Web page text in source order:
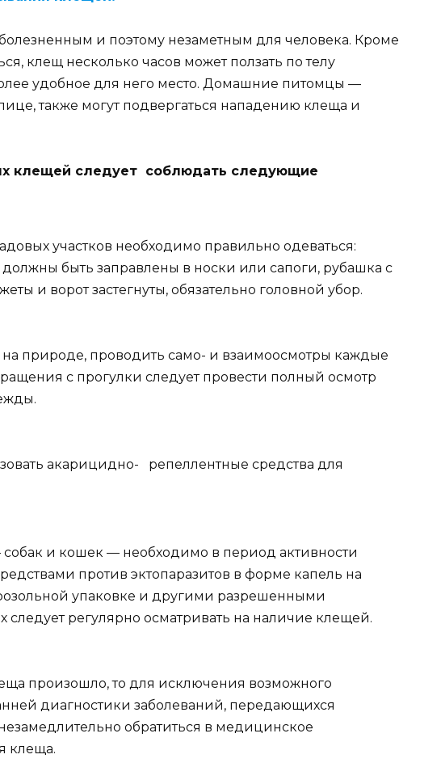
и поэтому незаметным для человека. Кроме
клещ несколько часов может ползать по телу
удобное для него место. Домашние питомцы —
также могут подвергаться нападению клеща и
клещей следует соблюдать следующие
участков необходимо правильно одеваться:
быть заправлены в носки или сапоги, рубашка с
и ворот застегнуты, обязательно головной убор.
природе, проводить само- и взаимоосмотры каждые
с прогулки следует провести полный осмотр
акарицидно- репеллентные средства для
и кошек — необходимо в период активности
против эктопаразитов в форме капель на
упаковке и другими разрешенными
регулярно осматривать на наличие клещей.
произошло, то для исключения возможного
диагностики заболеваний, передающихся
обратиться в медицинское
клеща.